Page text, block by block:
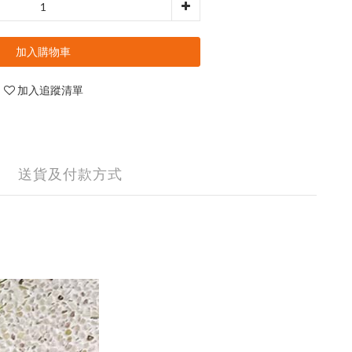
加入購物車
加入追蹤清單
送貨及付款方式